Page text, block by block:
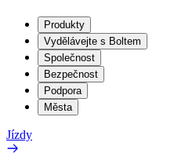
Produkty
Vydělávejte s Boltem
Společnost
Bezpečnost
Podpora
Města
Jízdy